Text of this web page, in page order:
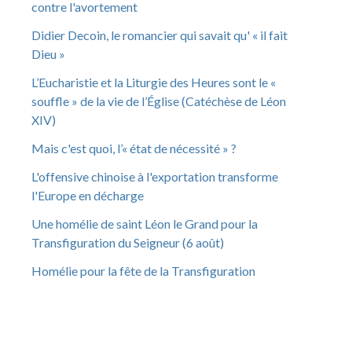
contre l'avortement
Didier Decoin, le romancier qui savait qu' « il fait
Dieu »
L’Eucharistie et la Liturgie des Heures sont le «
souffle » de la vie de l’Église (Catéchèse de Léon
XIV)
Mais c'est quoi, l’« état de nécessité » ?
L'offensive chinoise à l'exportation transforme
l'Europe en décharge
Une homélie de saint Léon le Grand pour la
Transfiguration du Seigneur (6 août)
Homélie pour la fête de la Transfiguration